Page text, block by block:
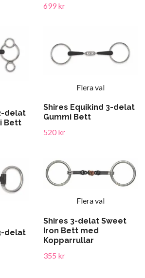
699 kr
delat
Bett
Flera val
Shires Equikind 3-delat
Gummi Bett
520 kr
delat
Flera val
Shires 3-delat Sweet
Iron Bett med
Kopparrullar
355 kr